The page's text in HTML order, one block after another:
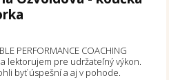
PERFORMANCE COACHING
lektorujem pre udržateľný výkon.
byť úspešní a aj v pohode.